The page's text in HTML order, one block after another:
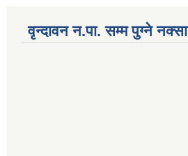
वृन्दावन न.पा. सम्म पुग्ने नक्सा